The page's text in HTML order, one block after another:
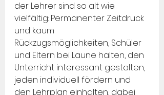
der Lehrer sind so alt wie
vielfältig: Permanenter Zeitdruck
und kaum
Rückzugsmöglichkeiten, Schüler
und Eltern bei Laune halten, den
Unterricht interessant gestalten,
jeden individuell fördern und
den Lehrplan einhalten, dabei